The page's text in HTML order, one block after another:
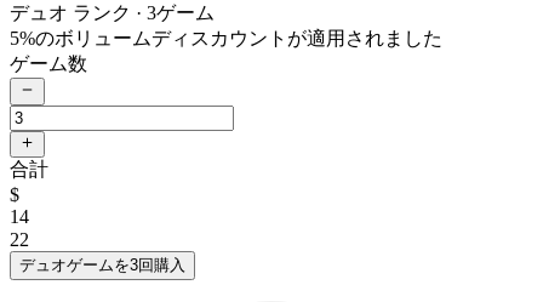
デュオ ランク · 3ゲーム
5%のボリュームディスカウントが適用されました
ゲーム数
合計
$
14
22
デュオゲームを3回購入